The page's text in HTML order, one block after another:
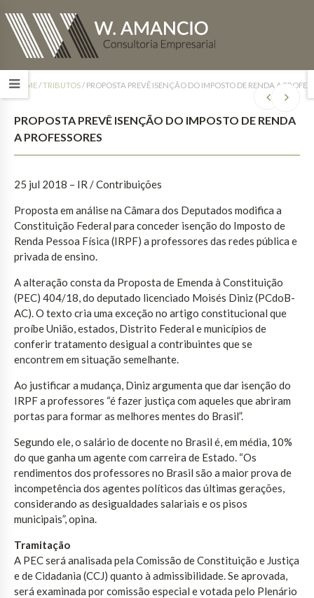
HOME/TRIBUTOS/ PROPOSTA PREVÊ ISENÇÃO DO IMPOSTO DE RENDA A
PROPOSTA PREVÊ ISENÇÃO DO IMPOSTO DE RENDA
A PROFESSORES
25 jul 2018 – IR / Contribuições
Proposta em análise na Câmara dos Deputados modifica a
Constituição Federal para conceder isenção do Imposto de
Renda Pessoa Física (IRPF) a professores das redes pública e
privada de ensino.
A alteração consta da Proposta de Emenda à Constituição
(PEC) 404/18, do deputado licenciado Moisés Diniz (PCdoB-
AC). O texto cria uma exceção no artigo constitucional que
proíbe União, estados, Distrito Federal e municípios de
conferir tratamento desigual a contribuintes que se
encontrem em situação semelhante.
Ao justificar a mudança, Diniz argumenta que dar isenção do
IRPF a professores “é fazer justiça com aqueles que abriram
portas para formar as melhores mentes do Brasil”.
Segundo ele, o salário de docente no Brasil é, em média, 10%
do que ganha um agente com carreira de Estado. “Os
rendimentos dos professores no Brasil são a maior prova de
incompetência dos agentes políticos das últimas gerações,
considerando as desigualdades salariais e os pisos
municipais”, opina.
Tramitação
A PEC será analisada pela Comissão de Constituição e Justiça
e de Cidadania (CCJ) quanto à admissibilidade. Se aprovada,
será examinada por comissão especial e votada pelo Plenário